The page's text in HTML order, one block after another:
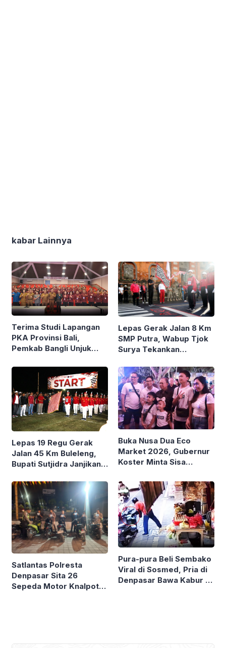
kabar Lainnya
Terima Studi Lapangan
PKA Provinsi Bali,
Pemkab Bangli Unjuk
Lepas Gerak Jalan 8 Km
SMP Putra, Wabup Tjok
Surya Tekankan
Patriotisme
Lepas 19 Regu Gerak
Jalan 45 Km Buleleng,
Bupati Sutjidra Janjikan
Tahun Depan
Buka Nusa Dua Eco
Market 2026, Gubernur
Koster Minta Sisa
Diborong dan Dibagikan
ke Warga
Satlantas Polresta
Denpasar Sita 26
Sepeda Motor Knalpot
Pura-pura Beli Sembako
Viral di Sosmed, Pria di
Denpasar Bawa Kabur 6